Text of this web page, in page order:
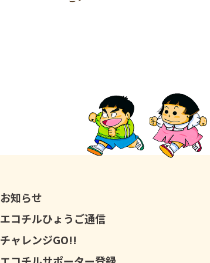
お知らせ
エコチルひょうご通信
チャレンジGO!!